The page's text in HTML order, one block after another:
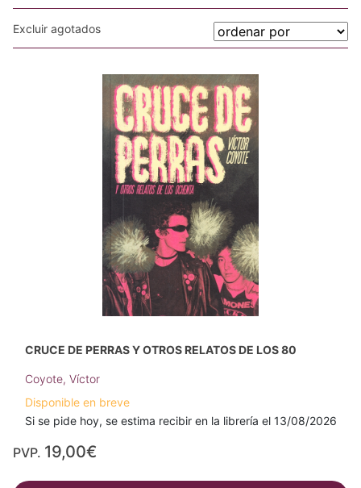
Excluir agotados
CRUCE DE PERRAS Y OTROS RELATOS DE LOS 80
Coyote, Víctor
Disponible en breve
Si se pide hoy, se estima recibir en la librería el 13/08/2026
PVP. 19,00€